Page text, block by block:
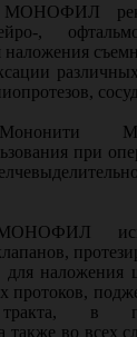
,
при
для наложения
тракта, в
также во всех